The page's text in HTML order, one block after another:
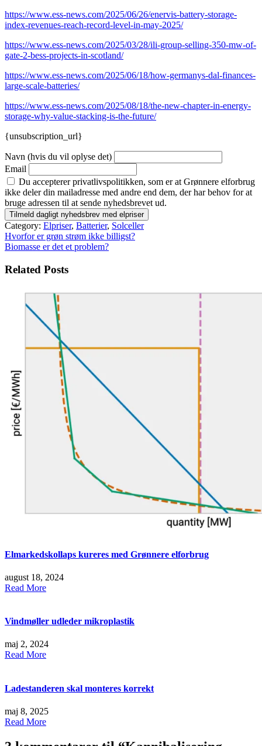
https://www.ess-news.com/2025/06/26/enervis-battery-storage-
index-revenues-reach-record-level-in-may-2025/
https://www.ess-news.com/2025/03/28/ili-group-selling-350-mw-of-
gate-2-bess-projects-in-scotland/
https://www.ess-news.com/2025/06/18/how-germanys-dal-finances-
large-scale-batteries/
https://www.ess-news.com/2025/08/18/the-new-chapter-in-energy-
storage-why-value-stacking-is-the-future/
{unsubscription_url}
Navn (hvis du vil oplyse det)
Email
Du accepterer privatlivspolitikken, som er at Grønnere elforbrug
ikke deler din mailadresse med andre end dem, der har behov for at
bruge adressen til at sende nyhedsbrevet ud.
Category: Elpriser, Batterier, Solceller
Indlægsnavigation
Hvorfor er grøn strøm ikke billigst?
Biomasse er det et problem?
Related Posts
Elmarkedskollaps kureres med Grønnere elforbrug
august 18, 2024
Read More
Vindmøller udleder mikroplastik
maj 2, 2024
Read More
Ladestanderen skal monteres korrekt
maj 8, 2025
Read More